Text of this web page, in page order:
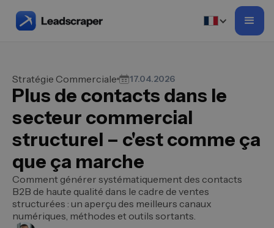
Stratégie Commerciale 17.04.2026
Plus de contacts dans le
secteur commercial
structurel – c'est comme ça
que ça marche
Comment générer systématiquement des contacts
B2B de haute qualité dans le cadre de ventes
structurées : un aperçu des meilleurs canaux
numériques, méthodes et outils sortants.